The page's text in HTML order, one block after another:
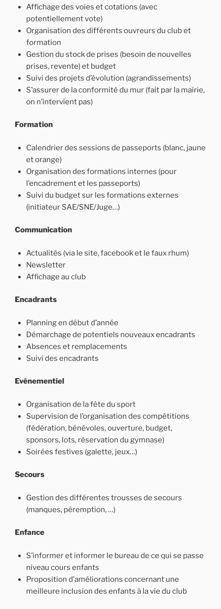
Affichage des voies et cotations (avec
potentiellement vote)
Organisation des différents ouvreurs du club et
formation
Gestion du stock de prises (besoin de nouvelles
prises, revente) et budget
Suivi des projets d’évolution (agrandissements)
S’assurer de la conformité du mur (fait par la mairie,
on n’intervient pas)
Formation
Calendrier des sessions de passeports (blanc, jaune
et orange)
Organisation des formations internes (pour
l’encadrement et les passeports)
Suivi du budget sur les formations externes
(initiateur SAE/SNE/Juge…)
Communication
Actualités (via le site, facebook et le faux rhum)
Newsletter
Affichage au club
Encadrants
Planning en début d’année
Démarchage de potentiels nouveaux encadrants
Absences et remplacements
Suivi des encadrants
Evénementiel
Organisation de la fête du sport
Supervision de l’organisation des compétitions
(fédération, bénévoles, ouverture, budget,
sponsors, lots, réservation du gymnase)
Soirées festives (galette, jeux…)
Secours
Gestion des différentes trousses de secours
(manques, péremption, …)
Enfance
S’informer et informer le bureau de ce qui se passe
niveau cours enfants
Proposition d’améliorations concernant une
meilleure inclusion des enfants à la vie du club